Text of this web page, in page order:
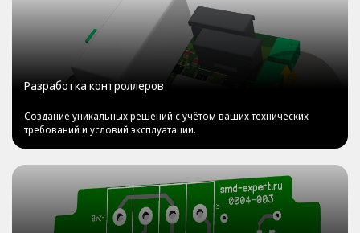
Разработка контроллеров
Создание уникальных решений с учётом ваших технических
требований и условий эксплуатации.